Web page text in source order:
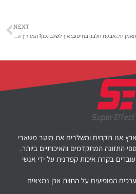
מי גבינה רגיל או איזולט? ההבדל שכל מתאמן חייב להכיר
NEXT
אבקת חלבון בחיטוב: איך לשלב נכון? המדריך המלא
אנו רוקחים ומשלבים את מיטב משאבי
התזונה המתקדמים והאיכותיים ביותר.
בקרת איכות קפדנית על ידי אנשי
המופיעים על התוית אכן נמצאים